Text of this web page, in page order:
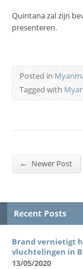
Quintana zal zijn
presenteren.
Posted in
Tagged with
← Newer Post
Recent Posts
Brand vernietigt
vluchtelingen in
13/05/2020